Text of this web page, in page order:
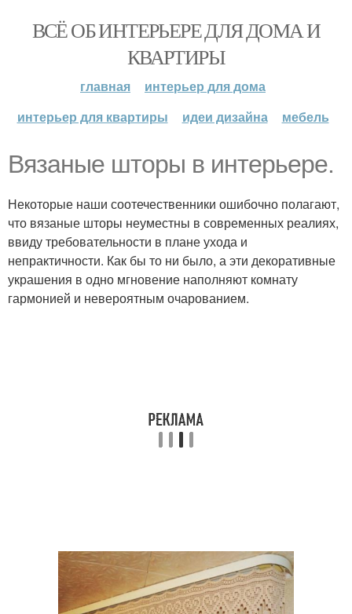
ВСЁ ОБ ИНТЕРЬЕРЕ ДЛЯ ДОМА И
КВАРТИРЫ
главная
интерьер для дома
интерьер для квартиры
идеи дизайна мебель
Вязаные шторы в интерьере.
Некоторые наши соотечественники ошибочно полагают,
что вязаные шторы неуместны в современных реалиях,
ввиду требовательности в плане ухода и
непрактичности. Как бы то ни было, а эти декоративные
украшения в одно мгновение наполняют комнату
гармонией и невероятным очарованием.